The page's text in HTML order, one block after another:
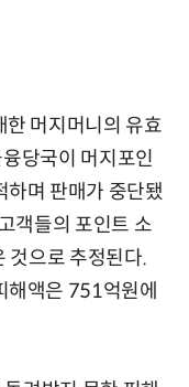
한 머지머니의 유효
당국이 머지포인
하며 판매가 중단됐
객들의 포인트 소
것으로 추정된다.
해액은 751억원에